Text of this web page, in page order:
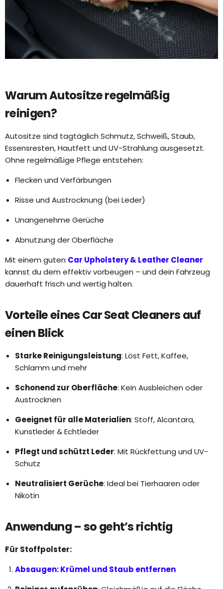
Warum Autositze regelmäßig
reinigen?
Autositze sind tagtäglich Schmutz, Schweiß, Staub,
Essensresten, Hautfett und UV-Strahlung ausgesetzt.
Ohne regelmäßige Pflege entstehen:
Flecken und Verfärbungen
Risse und Austrocknung (bei Leder)
Unangenehme Gerüche
Abnutzung der Oberfläche
Mit einem guten Car Upholstery & Leather Cleaner
kannst du dem effektiv vorbeugen – und dein Fahrzeug
dauerhaft frisch und wertig halten.
Vorteile eines Car Seat Cleaners auf
einen Blick
Starke Reinigungsleistung: Löst Fett, Kaffee,
Schlamm und mehr
Schonend zur Oberfläche: Kein Ausbleichen oder
Austrocknen
Geeignet für alle Materialien: Stoff, Alcantara,
Kunstleder & Echtleder
Pflegt und schützt Leder: Mit Rückfettung und UV-
Schutz
Neutralisiert Gerüche: Ideal bei Tierhaaren oder
Nikotin
Anwendung – so geht’s richtig
Für Stoffpolster:
Absaugen: Krümel und Staub entfernen